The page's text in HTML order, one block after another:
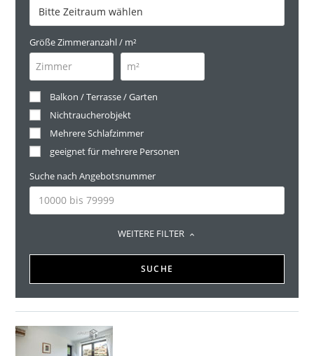
Größe Zimmeranzahl / m²
Balkon / Terrasse / Garten
Nichtraucherobjekt
Mehrere Schlafzimmer
geeignet für mehrere Personen
Suche nach Angebotsnummer
WEITERE FILTER
SUCHE